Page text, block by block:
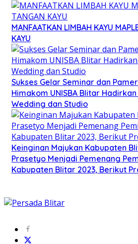
MANFAATKAN LIMBAH KAYU
KAYU
Sukses Gelar Seminar dan
Himakom UNISBA Blitar
Wedding dan Studio
Keinginan Majukan Kabupaten
Prasetyo Menjadi Pemenang
Kabupaten Blitar 2023, Berikut